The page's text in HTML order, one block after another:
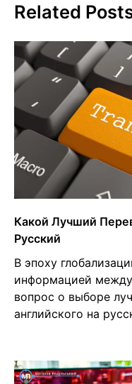
Related
Какой Лучший
Русский
В эпоху
информацией
вопрос о выборе
английского на